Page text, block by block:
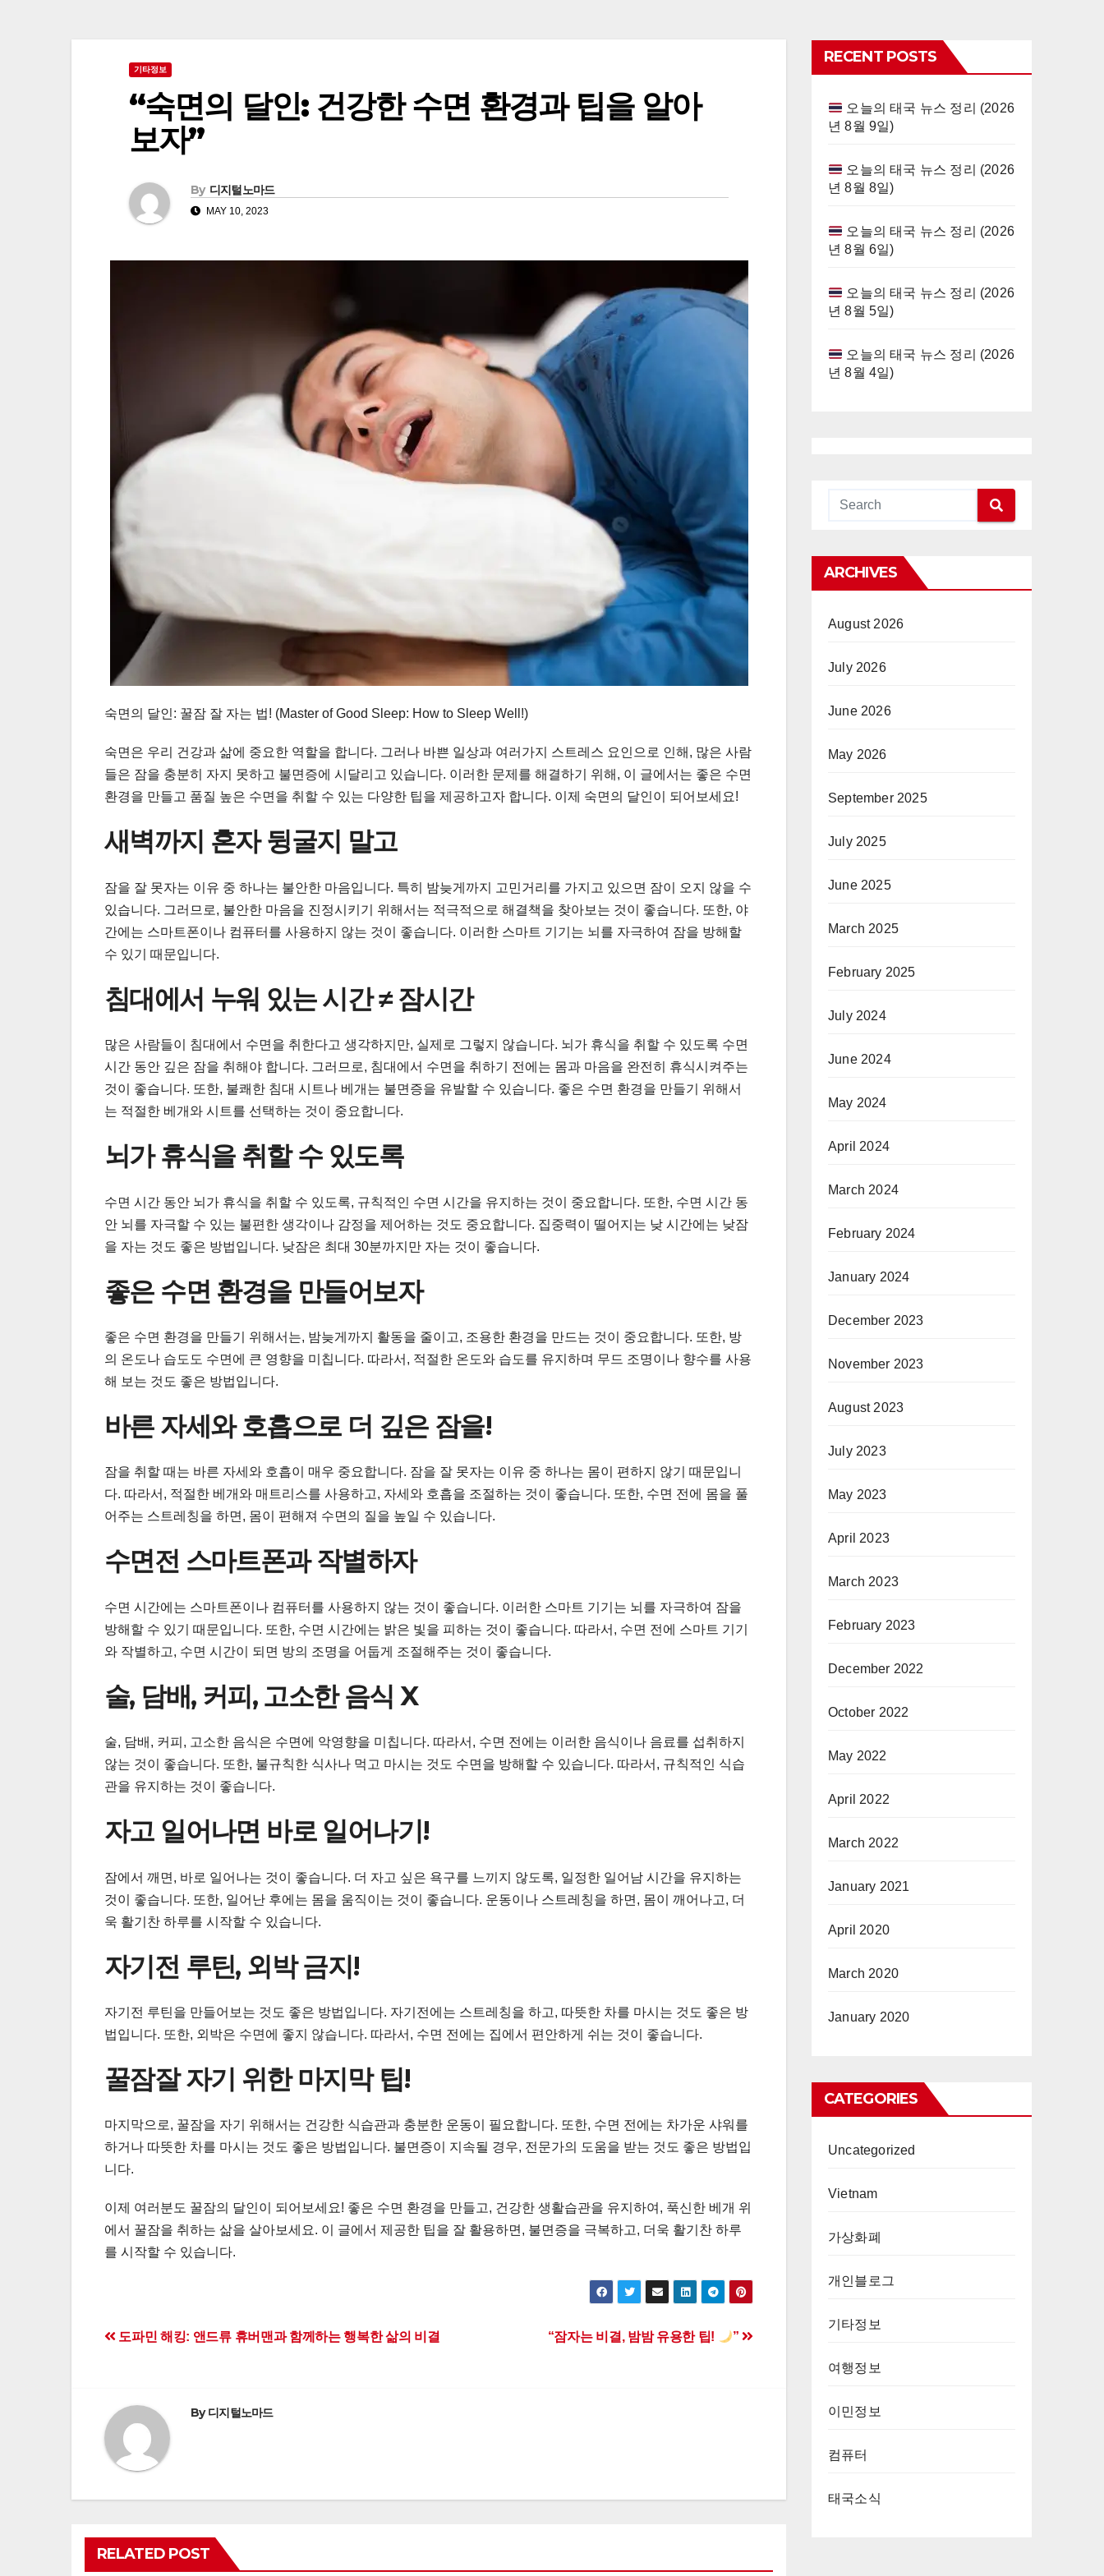
기타정보
“숙면의 달인: 건강한 수면 환경과 팁을 알아
보자”
By 디지털노마드
MAY 10, 2023
숙면의 달인: 꿀잠 잘 자는 법! (Master of Good Sleep: How to Sleep Well!)
숙면은 우리 건강과 삶에 중요한 역할을 합니다. 그러나 바쁜 일상과 여러가지 스트레스 요인으로 인해, 많은 사람
들은 잠을 충분히 자지 못하고 불면증에 시달리고 있습니다. 이러한 문제를 해결하기 위해, 이 글에서는 좋은 수면
환경을 만들고 품질 높은 수면을 취할 수 있는 다양한 팁을 제공하고자 합니다. 이제 숙면의 달인이 되어보세요!
새벽까지 혼자 뒹굴지 말고
잠을 잘 못자는 이유 중 하나는 불안한 마음입니다. 특히 밤늦게까지 고민거리를 가지고 있으면 잠이 오지 않을 수
있습니다. 그러므로, 불안한 마음을 진정시키기 위해서는 적극적으로 해결책을 찾아보는 것이 좋습니다. 또한, 야
간에는 스마트폰이나 컴퓨터를 사용하지 않는 것이 좋습니다. 이러한 스마트 기기는 뇌를 자극하여 잠을 방해할
수 있기 때문입니다.
침대에서 누워 있는 시간 ≠ 잠시간
많은 사람들이 침대에서 수면을 취한다고 생각하지만, 실제로 그렇지 않습니다. 뇌가 휴식을 취할 수 있도록 수면
시간 동안 깊은 잠을 취해야 합니다. 그러므로, 침대에서 수면을 취하기 전에는 몸과 마음을 완전히 휴식시켜주는
것이 좋습니다. 또한, 불쾌한 침대 시트나 베개는 불면증을 유발할 수 있습니다. 좋은 수면 환경을 만들기 위해서
는 적절한 베개와 시트를 선택하는 것이 중요합니다.
뇌가 휴식을 취할 수 있도록
수면 시간 동안 뇌가 휴식을 취할 수 있도록, 규칙적인 수면 시간을 유지하는 것이 중요합니다. 또한, 수면 시간 동
안 뇌를 자극할 수 있는 불편한 생각이나 감정을 제어하는 것도 중요합니다. 집중력이 떨어지는 낮 시간에는 낮잠
을 자는 것도 좋은 방법입니다. 낮잠은 최대 30분까지만 자는 것이 좋습니다.
좋은 수면 환경을 만들어보자
좋은 수면 환경을 만들기 위해서는, 밤늦게까지 활동을 줄이고, 조용한 환경을 만드는 것이 중요합니다. 또한, 방
의 온도나 습도도 수면에 큰 영향을 미칩니다. 따라서, 적절한 온도와 습도를 유지하며 무드 조명이나 향수를 사용
해 보는 것도 좋은 방법입니다.
바른 자세와 호흡으로 더 깊은 잠을!
잠을 취할 때는 바른 자세와 호흡이 매우 중요합니다. 잠을 잘 못자는 이유 중 하나는 몸이 편하지 않기 때문입니
다. 따라서, 적절한 베개와 매트리스를 사용하고, 자세와 호흡을 조절하는 것이 좋습니다. 또한, 수면 전에 몸을 풀
어주는 스트레칭을 하면, 몸이 편해져 수면의 질을 높일 수 있습니다.
수면전 스마트폰과 작별하자
수면 시간에는 스마트폰이나 컴퓨터를 사용하지 않는 것이 좋습니다. 이러한 스마트 기기는 뇌를 자극하여 잠을
방해할 수 있기 때문입니다. 또한, 수면 시간에는 밝은 빛을 피하는 것이 좋습니다. 따라서, 수면 전에 스마트 기기
와 작별하고, 수면 시간이 되면 방의 조명을 어둡게 조절해주는 것이 좋습니다.
술, 담배, 커피, 고소한 음식 X
술, 담배, 커피, 고소한 음식은 수면에 악영향을 미칩니다. 따라서, 수면 전에는 이러한 음식이나 음료를 섭취하지
않는 것이 좋습니다. 또한, 불규칙한 식사나 먹고 마시는 것도 수면을 방해할 수 있습니다. 따라서, 규칙적인 식습
관을 유지하는 것이 좋습니다.
자고 일어나면 바로 일어나기!
잠에서 깨면, 바로 일어나는 것이 좋습니다. 더 자고 싶은 욕구를 느끼지 않도록, 일정한 일어남 시간을 유지하는
것이 좋습니다. 또한, 일어난 후에는 몸을 움직이는 것이 좋습니다. 운동이나 스트레칭을 하면, 몸이 깨어나고, 더
욱 활기찬 하루를 시작할 수 있습니다.
자기전 루틴, 외박 금지!
자기전 루틴을 만들어보는 것도 좋은 방법입니다. 자기전에는 스트레칭을 하고, 따뜻한 차를 마시는 것도 좋은 방
법입니다. 또한, 외박은 수면에 좋지 않습니다. 따라서, 수면 전에는 집에서 편안하게 쉬는 것이 좋습니다.
꿀잠잘 자기 위한 마지막 팁!
마지막으로, 꿀잠을 자기 위해서는 건강한 식습관과 충분한 운동이 필요합니다. 또한, 수면 전에는 차가운 샤워를
하거나 따뜻한 차를 마시는 것도 좋은 방법입니다. 불면증이 지속될 경우, 전문가의 도움을 받는 것도 좋은 방법입
니다.
이제 여러분도 꿀잠의 달인이 되어보세요! 좋은 수면 환경을 만들고, 건강한 생활습관을 유지하여, 푹신한 베개 위
에서 꿀잠을 취하는 삶을 살아보세요. 이 글에서 제공한 팁을 잘 활용하면, 불면증을 극복하고, 더욱 활기찬 하루
를 시작할 수 있습니다.
Post
“잠자는 비결, 밤밤 유용한 팁! ”
도파민 해킹: 앤드류 휴버맨과 함께하는 행복한 삶의 비결
By디지털노마드
RELATED POST
RECENT POSTS
오늘의 태국 뉴스 정리 (2026
년 8월 9일)
오늘의 태국 뉴스 정리 (2026
년 8월 8일)
오늘의 태국 뉴스 정리 (2026
년 8월 6일)
오늘의 태국 뉴스 정리 (2026
년 8월 5일)
오늘의 태국 뉴스 정리 (2026
년 8월 4일)
ARCHIVES
August 2026
July 2026
June 2026
May 2026
September 2025
July 2025
June 2025
March 2025
February 2025
July 2024
June 2024
May 2024
April 2024
March 2024
February 2024
January 2024
December 2023
November 2023
August 2023
July 2023
May 2023
April 2023
March 2023
February 2023
December 2022
October 2022
May 2022
April 2022
March 2022
January 2021
April 2020
March 2020
January 2020
CATEGORIES
Uncategorized
Vietnam
가상화폐
개인블로그
기타정보
여행정보
이민정보
컴퓨터
태국소식